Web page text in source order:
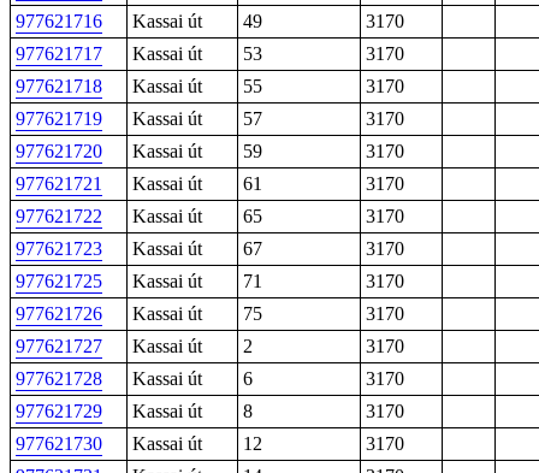
977621716
Kassai út 49
3170
977621717
Kassai út 53
3170
977621718
Kassai út 55
3170
977621719
Kassai út 57
3170
977621720
Kassai út 59
3170
977621721
Kassai út 61
3170
977621722
Kassai út 65
3170
977621723
Kassai út 67
3170
977621725
Kassai út 71
3170
977621726
Kassai út 75
3170
977621727
Kassai út 2
3170
977621728
Kassai út 6
3170
977621729
Kassai út 8
3170
977621730
Kassai út 12
3170